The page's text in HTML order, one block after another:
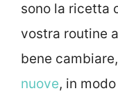
sono la ricetta
vostra routine
bene
nuove, in